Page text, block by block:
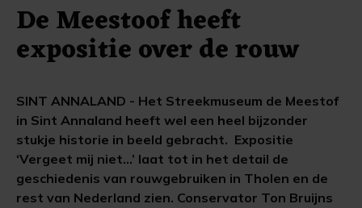
De Meestoof heeft
expositie over de rouw
SINT ANNALAND - Het Streekmuseum de Meestof
in Sint Annaland heeft wel een heel bijzonder
stukje historie in beeld gebracht. Expositie
‘Vergeet mij niet...’ laat tot in het detail de
geschiedenis van rouwgebruiken in Tholen en de
rest van Nederland zien. Conservator Ton Bruijns